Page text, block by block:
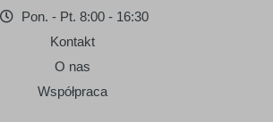
Pon. - Pt. 8:00 - 16:30
Kontakt
O nas
Współpraca